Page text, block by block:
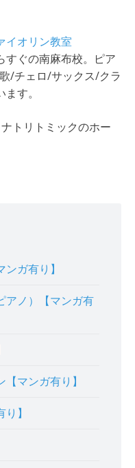
イオリン教室
すぐの南麻布校。ピア
/チェロ/サックス/クラ
す。
トリトミックのホー
ガ有り】
アノ）【マンガ有
マンガ有り】
】